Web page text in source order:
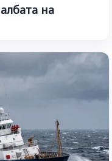
на